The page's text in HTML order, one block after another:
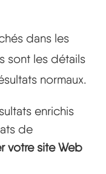
dans les
sont les détails
normaux.
enrichis
de
votre site Web